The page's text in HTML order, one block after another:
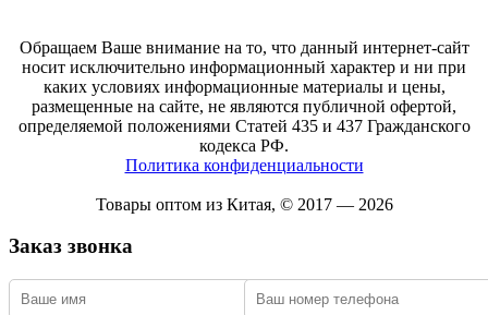
Обращаем Ваше внимание на то, что данный интернет-сайт
носит исключительно информационный характер и ни при
каких условиях информационные материалы и цены,
размещенные на сайте, не являются публичной офертой,
определяемой положениями Статей 435 и 437 Гражданского
кодекса РФ.
Политика конфиденциальности
Товары оптом из Китая, © 2017 — 2026
Заказ звонка